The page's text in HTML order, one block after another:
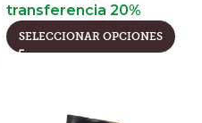
transferencia 20%
SELECCIONAR OPCIONES